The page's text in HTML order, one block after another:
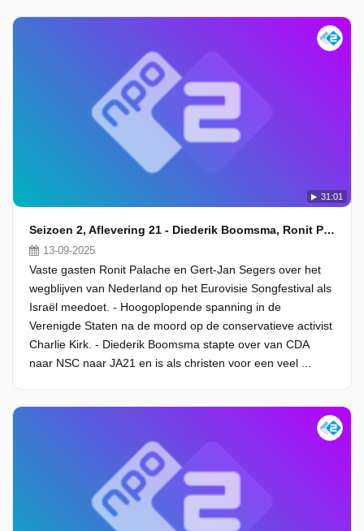
31:01
Seizoen 2, Aflevering 21 - Diederik Boomsma, Ronit Palache en Gert-Jan Segers
13-09-2025
Vaste gasten Ronit Palache en Gert-Jan Segers over het
wegblijven van Nederland op het Eurovisie Songfestival als
Israël meedoet. - Hoogoplopende spanning in de
Verenigde Staten na de moord op de conservatieve activist
Charlie Kirk. - Diederik Boomsma stapte over van CDA
naar NSC naar JA21 en is als christen voor een veel ...